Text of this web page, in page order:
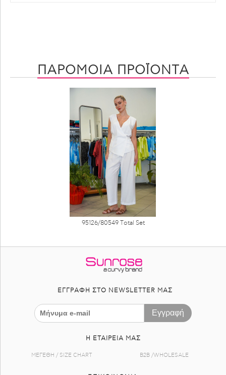
ΠΑΡΟΜΟΙΑ ΠΡΟΪΟΝΤΑ
ΕΓΓΡΑΦΉ ΣΤΟ NEWSLETTER ΜΑΣ
Εγγραφή
Η ΕΤΑΙΡΕΊΑ ΜΑΣ
ΜΕΓΕΘΗ / SIZE CHART B2B /WHOLESALE